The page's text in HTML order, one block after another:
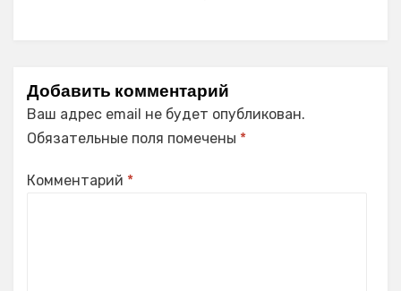
Добавить комментарий
Ваш адрес email не будет опубликован.
Обязательные поля помечены *
Комментарий *